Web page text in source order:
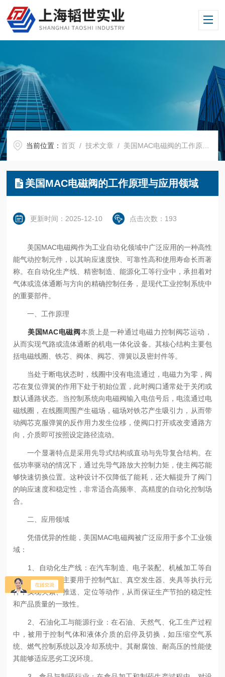
当前位置：首页 /技术文章 / 美国MAC电磁阀的工作原理与应用领域
美国MAC电磁阀的工作原理与应用领域
更新时间：2025-12-10 点击次数：193
美国MAC电磁阀作为工业自动化领域中广泛应用的一种高性
能气动控制元件，以其响应速度快、可靠性高和使用寿命长而著
称。在自动化生产线、精密制造、能源化工等行业中，承担着对
气体或流体通断与方向的精确控制任务，是现代工业控制系统中
的重要部件。
一、工作原理
美国MAC电磁阀本质上是一种通过电磁力控制阀芯运动，
从而实现气路或流体通断的机电一体化设备。其核心结构主要包
括电磁线圈、铁芯、阀体、阀芯、弹簧以及密封件等。
当处于断电状态时，线圈中没有电流通过，电磁力为零，阀
芯在复位弹簧的作用下处于初始位置，此时阀口通常处于关闭或
默认通路状态。当控制系统向电磁阀输入电信号后，电流通过电
磁线圈，在线圈周围产生磁场，磁场对铁芯产生吸引力，从而带
动阀芯克服弹簧的反作用力发生位移，使阀口打开或改变通路方
向，介质即可按照设定路径流动。
一个显著特点是采用先导式结构或直动与先导复合结构。在
低功率驱动的情况下，通过先导气路放大控制力矩，使主阀芯能
够快速切换位置。这种设计不仅降低了能耗，还大幅提升了阀门
的响应速度和稳定性，非常适合高频率、高精度的自动化控制场
合。
二、应用领域
凭借优异的性能，美国MAC电磁阀被广泛应用于多个工业领
域：
1、自动化生产线：在汽车制造、电子装配、机械加工等自
动化生产线上，主要用于控制气缸、真空发生器、夹具等执行元
件，实现夹紧、推送、定位等动作，从而保证生产节拍的稳定性
和产品质量的一致性。
2、石油化工与能源行业：在石油、天然气、化工生产过程
中，被用于控制气体和液体介质的启停及切换，如压缩空气系
统、燃气控制系统以及冷却系统中。其耐腐蚀、耐高压的性能使
其能够适应恶劣工况环境。